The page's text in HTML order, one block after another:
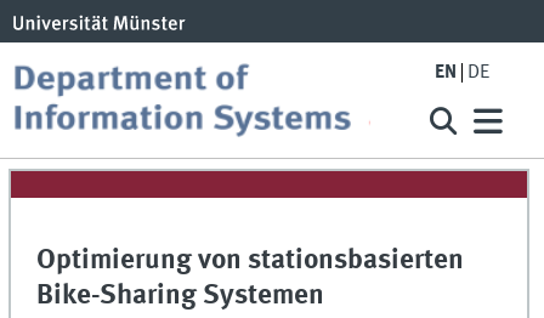
EN DE
Optimierung von stationsbasierten
Bike-Sharing Systemen